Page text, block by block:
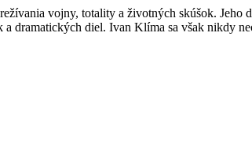
vojny, totality a životných skúšok.
dramatických diel. Ivan Klíma sa však nikdy